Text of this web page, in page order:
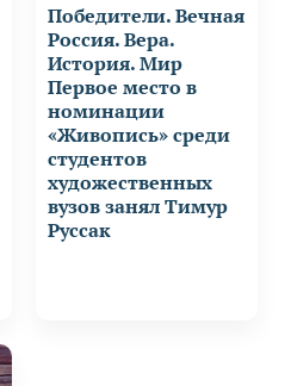
Победители. Вечная
Россия. Вера.
История. Мир
Первое место в
номинации
«Живопись» среди
студентов
художественных
вузов занял Тимур
Руссак